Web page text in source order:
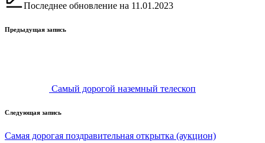
Последнее обновление на 11.01.2023
Навигация
Предыдущая запись
Самый дорогой наземный телескоп
Следующая запись
Самая дорогая поздравительная открытка (аукцион)